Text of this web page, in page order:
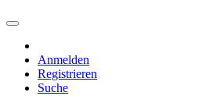
Anmelden
Registrieren
Suche